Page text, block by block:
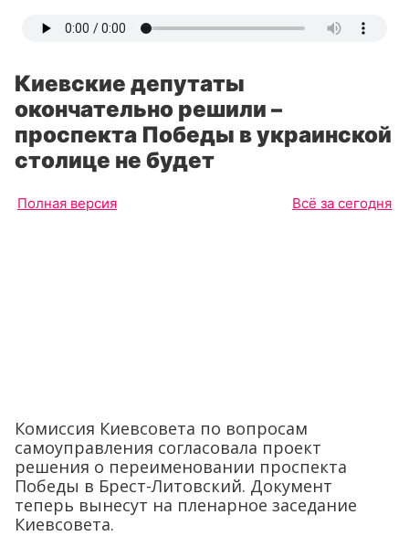
Киевские депутаты
окончательно решили –
проспекта Победы в украинской
столице не будет
Полная версия Всё за сегодня
Комиссия Киевсовета по вопросам
самоуправления согласовала проект
решения о переименовании проспекта
Победы в Брест-Литовский. Документ
теперь вынесут на пленарное заседание
Киевсовета.